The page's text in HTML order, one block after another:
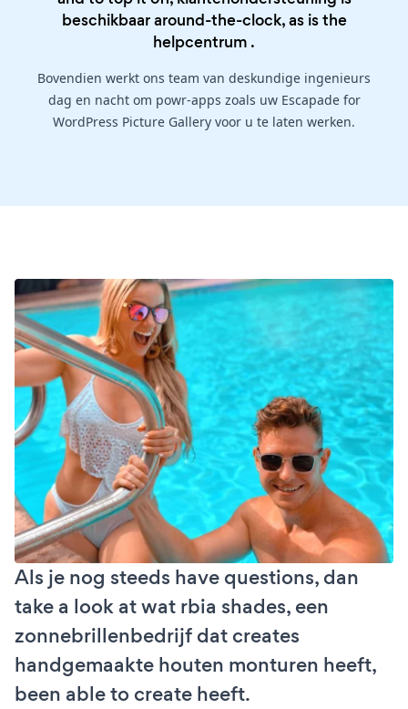
beschikbaar around-the-clock, as is the
helpcentrum .
Bovendien werkt ons team van deskundige ingenieurs
dag en nacht om powr-apps zoals uw Escapade for
WordPress Picture Gallery voor u te laten werken.
Als je nog steeds have questions, dan
take a look at wat rbia shades, een
zonnebrillenbedrijf dat creates
handgemaakte houten monturen heeft,
been able to create heeft.